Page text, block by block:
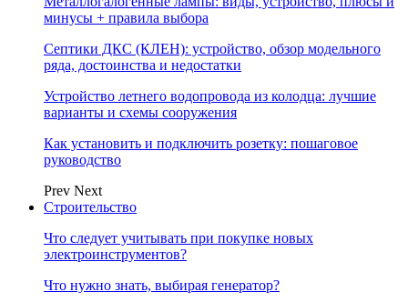
минусы + правила выбора
Септики ДКС (КЛЕН): устройство, обзор модельного
ряда, достоинства и недостатки
Устройство летнего водопровода из колодца: лучшие
варианты и схемы сооружения
Как установить и подключить розетку: пошаговое
руководство
Prev Next
Строительство
Что следует учитывать при покупке новых
электроинструментов?
Что нужно знать, выбирая генератор?